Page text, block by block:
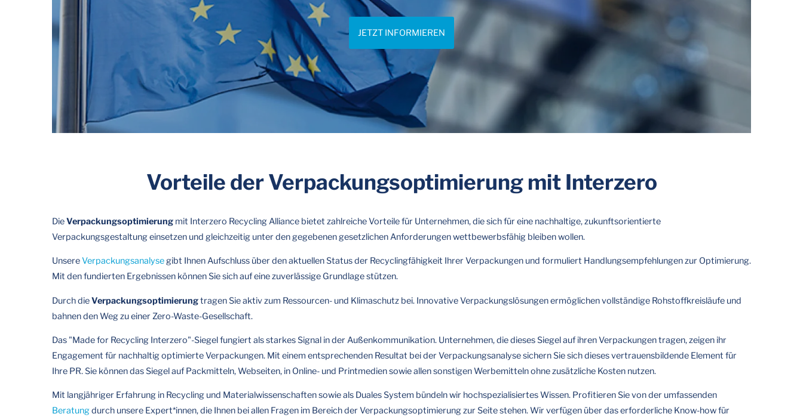
JETZT INFORMIEREN
Vorteile der Verpackungsoptimierung mit Interzero
DieVerpackungsoptimierung mit Interzero Recycling Alliance bietet zahlreiche Vorteile für Unternehmen, die sich für eine nachhaltige, zukunftsorientierte
Verpackungsgestaltung einsetzen und gleichzeitig unter den gegebenen gesetzlichen Anforderungen wettbewerbsfähig bleiben wollen.
UnsereVerpackungsanalysegibt Ihnen Aufschluss über den aktuellen Status der Recyclingfähigkeit Ihrer Verpackungen und formuliert Handlungsempfehlungen zur Optimierung.
Mit den fundierten Ergebnissen können Sie sich auf eine zuverlässige Grundlage stützen.
Durch dieVerpackungsoptimierungtragen Sie aktiv zum Ressourcen- und Klimaschutz bei. Innovative Verpackungslösungen ermöglichen vollständige Rohstoffkreisläufe und
bahnen den Weg zu einer Zero-Waste-Gesellschaft.
Das "Made for Recycling Interzero"-Siegel fungiert als starkes Signal in der Außenkommunikation. Unternehmen, die dieses Siegel auf ihren Verpackungen tragen, zeigen ihr
Engagement für nachhaltig optimierte Verpackungen. Mit einem entsprechenden Resultat bei der Verpackungsanalyse sichern Sie sich dieses vertrauensbildende Element für
Ihre PR. Sie können das Siegel auf Packmitteln, Webseiten, in Online- und Printmedien sowie allen sonstigen Werbemitteln ohne zusätzliche Kosten nutzen.
Mit langjähriger Erfahrung in Recycling und Materialwissenschaften sowie als Duales System bündeln wir hochspezialisiertes Wissen. Profitieren Sie von der umfassenden
Beratungdurch unsere Expert*innen, die Ihnen bei allen Fragen im Bereich der Verpackungsoptimierung zur Seite stehen. Wir verfügen über das erforderliche Know-how für